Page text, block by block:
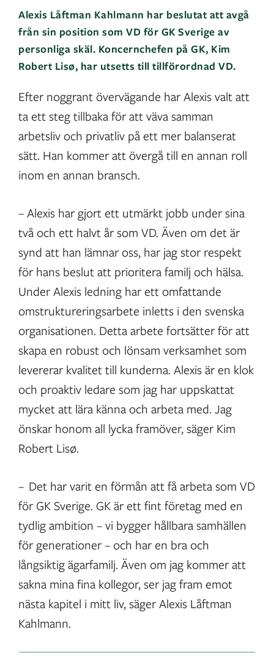
Alexis Låftman Kahlmann har beslutat att avgå
från sin position som VD för GK Sverige av
personliga skäl. Koncernchefen på GK, Kim
Robert Lisø, har utsetts till tillförordnad VD.
Efter noggrant övervägande har Alexis valt att
ta ett steg tillbaka för att väva samman
arbetsliv och privatliv på ett mer balanserat
sätt. Han kommer att övergå till en annan roll
inom en annan bransch.
– Alexis har gjort ett utmärkt jobb under sina
två och ett halvt år som VD. Även om det är
synd att han lämnar oss, har jag stor respekt
för hans beslut att prioritera familj och hälsa.
Under Alexis ledning har ett omfattande
omstruktureringsarbete inletts i den svenska
organisationen. Detta arbete fortsätter för att
skapa en robust och lönsam verksamhet som
levererar kvalitet till kunderna. Alexis är en klok
och proaktiv ledare som jag har uppskattat
mycket att lära känna och arbeta med. Jag
önskar honom all lycka framöver, säger Kim
Robert Lisø.
– Det har varit en förmån att få arbeta som VD
för GK Sverige. GK är ett fint företag med en
tydlig ambition – vi bygger hållbara samhällen
för generationer – och har en bra och
långsiktig ägarfamilj. Även om jag kommer att
sakna mina fina kollegor, ser jag fram emot
nästa kapitel i mitt liv, säger Alexis Låftman
Kahlmann.